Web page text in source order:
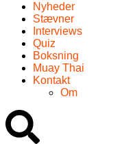
Nyheder
Stævner
Interviews
Quiz
Boksning
Muay Thai
Kontakt
Om